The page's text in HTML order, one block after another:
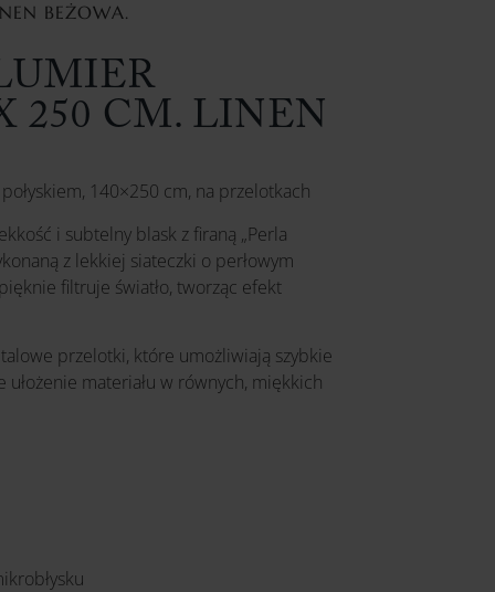
BEŻOWA.
250 CM. LINEN
140×250 cm, na przelotkach
i subtelny blask z firaną „Perla
z lekkiej siateczki o perłowym
filtruje światło, tworząc efekt
przelotki, które umożliwiają szybkie
materiału w równych, miękkich